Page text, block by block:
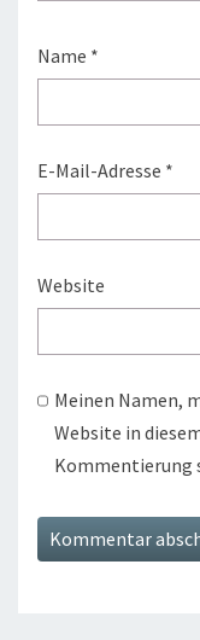
Name *
E-Mail-Adresse *
Website
Meinen Namen,
Website in
Kommentierung